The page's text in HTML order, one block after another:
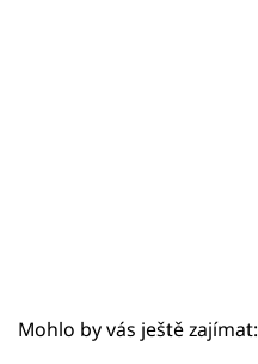
Mohlo by vás ještě zajímat: